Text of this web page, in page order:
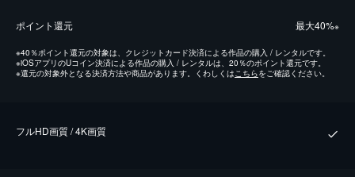
ポイント還元 最⼤40%※
※40％ポイント還元の対象は、クレジットカード決済による作品の購入 / レンタルです。
※iOSアプリのUコイン決済による作品の購入 / レンタルは、20％のポイント還元です。
※還元の対象外となる決済方法や商品があります。くわしくは こちらをご確認ください。
フルHD画質 / 4K画質